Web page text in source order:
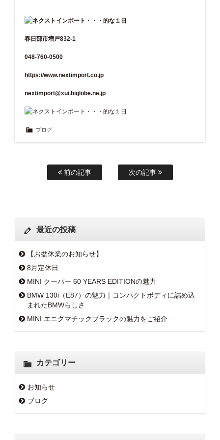
春日部市増戸832-1
048-760-0500
https://www.nextimport.co.jp
nextimport@xui.biglobe.ne.jp
ブログ
前の記事 次の記事
最近の投稿
【お盆休業のお知らせ】
8月定休日
MINI クーパー 60 YEARS EDITIONの魅力
BMW 130i（E87）の魅力｜コンパクトボディに詰め込
まれたBMWらしさ
MINI エニグマチックブラックの魅力をご紹介
カテゴリー
お知らせ
ブログ